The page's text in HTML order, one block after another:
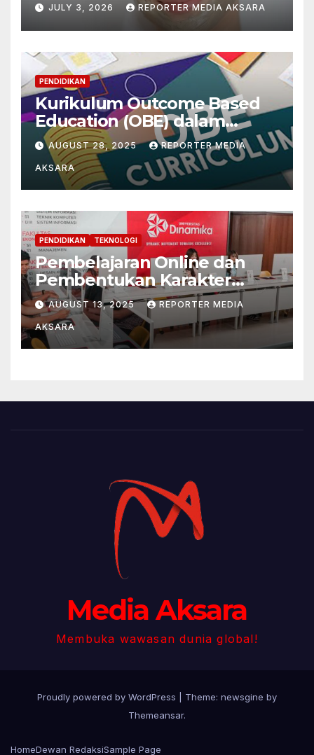
JULY 3, 2026 REPORTER MEDIA AKSARA
PENDIDIKAN
Kurikulum Outcome Based
Education (OBE) dalam
Mengintegrasikan
Paradigma Filsafat
Pendidikan Konstruktivistik
dan Pragmatis
AUGUST 28, 2025 REPORTER MEDIA
AKSARA
PENDIDIKAN TEKNOLOGI
Pembelajaran Online dan
Pembentukan Karakter
Mahasiswa di Tengah Era
Digital
AUGUST 13, 2025 REPORTER MEDIA
AKSARA
Media Aksara
Membuka wawasan dunia global!
Proudly powered by WordPress
Theme: newsgine by
Themeansar.
HomeDewan RedaksiSample Page